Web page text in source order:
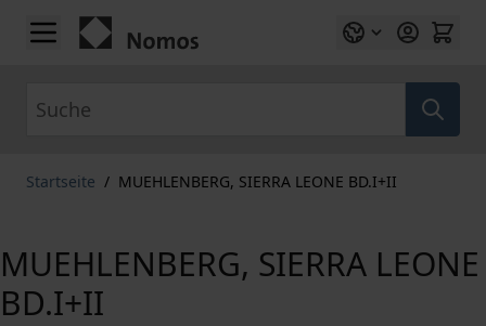
Zum Inhalt springen
Startseite / MUEHLENBERG, SIERRA LEONE BD.I+II
MUEHLENBERG, SIERRA LEONE
BD.I+II